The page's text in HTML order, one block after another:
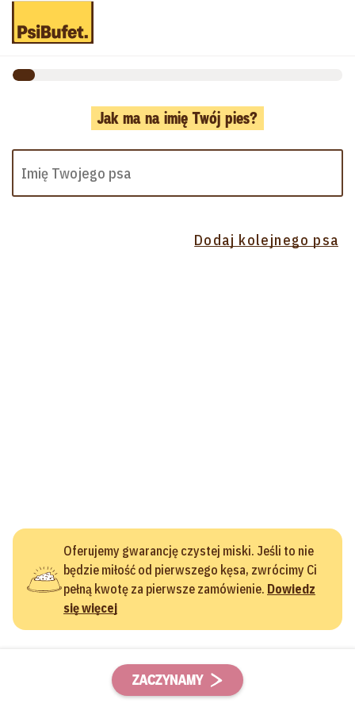
Jak ma na imię Twój pies?
Dodaj kolejnego psa
ZACZYNAMY
Oferujemy gwarancję czystej miski. Jeśli to nie
będzie miłość od pierwszego kęsa, zwrócimy Ci
pełną kwotę za pierwsze zamówienie. Dowiedz
się więcej